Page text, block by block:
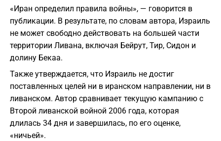
«Иран определил правила войны», — говорится в
публикации. В результате, по словам автора, Израиль
не может свободно действовать на большей части
территории Ливана, включая Бейрут, Тир, Сидон и
долину Бекаа.
Также утверждается, что Израиль не достиг
поставленных целей ни в иранском направлении, ни в
ливанском. Автор сравнивает текущую кампанию с
Второй ливанской войной 2006 года, которая
длилась 34 дня и завершилась, по его оценке,
«ничьей».